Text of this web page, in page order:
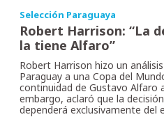
Selección Paraguaya
Robert Harrison: “La
la tiene Alfaro”
Robert Harrison hizo un
Paraguay a una Copa del
continuidad de Gustavo Alfaro
embargo, aclaró que la
dependerá exclusivamente del